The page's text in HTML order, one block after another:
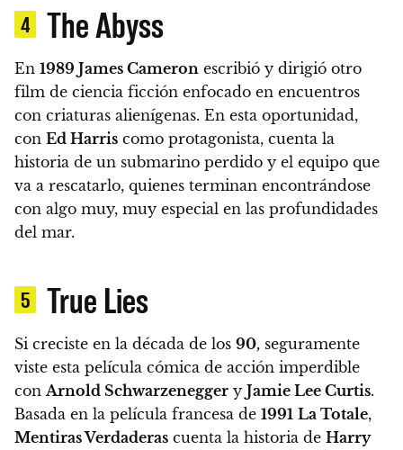
4 The Abyss
En 1989 James Cameron escribió y dirigió otro
film de ciencia ficción enfocado en encuentros
con criaturas alienígenas. En esta oportunidad,
con Ed Harris como protagonista, cuenta la
historia de un submarino perdido y el equipo que
va a rescatarlo, quienes terminan encontrándose
con algo muy, muy especial en las profundidades
del mar.
5 True Lies
Si creciste en la década de los 90, seguramente
viste esta película cómica de acción imperdible
con Arnold Schwarzenegger y Jamie Lee Curtis.
Basada en la película francesa de 1991 La Totale,
Mentiras Verdaderas cuenta la historia de Harry